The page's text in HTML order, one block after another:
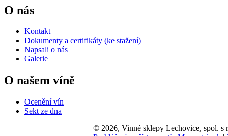
O nás
Kontakt
Dokumenty a certifikáty (ke stažení)
Napsali o nás
Galerie
O našem víně
Ocenění vín
Sekt ze dna
© 2026, Vinné sklepy Lechovice, spol. s